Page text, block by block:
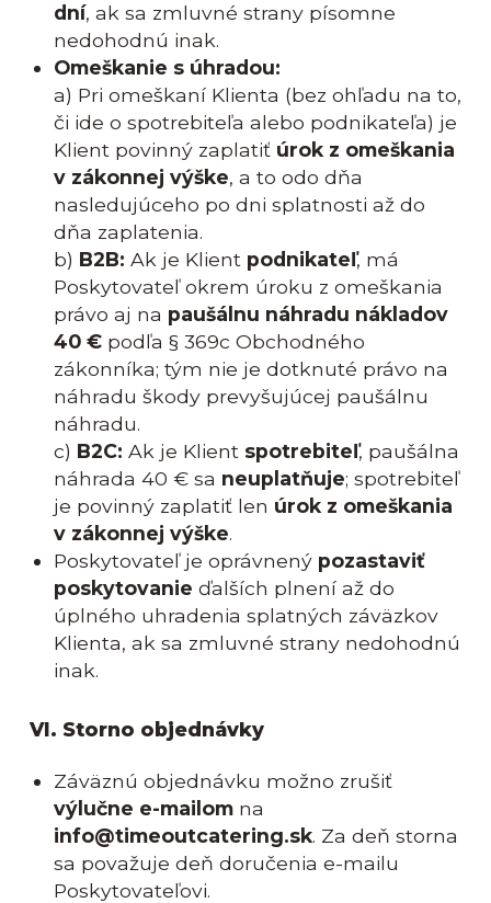
dní, ak sa zmluvné strany písomne
nedohodnú inak.
Omeškanie s úhradou:
a) Pri omeškaní Klienta (bez ohľadu na to,
či ide o spotrebiteľa alebo podnikateľa) je
Klient povinný zaplatiť úrok z omeškania
v zákonnej výške, a to odo dňa
nasledujúceho po dni splatnosti až do
dňa zaplatenia.
b) B2B: Ak je Klient podnikateľ, má
Poskytovateľ okrem úroku z omeškania
právo aj na paušálnu náhradu nákladov
40 €podľa § 369c Obchodného
zákonníka; tým nie je dotknuté právo na
náhradu škody prevyšujúcej paušálnu
náhradu.
c) B2C: Ak je Klient spotrebiteľ, paušálna
náhrada 40 € sa neuplatňuje; spotrebiteľ
je povinný zaplatiť len úrok z omeškania
v zákonnej výške.
Poskytovateľ je oprávnený pozastaviť
poskytovanie ďalších plnení až do
úplného uhradenia splatných záväzkov
Klienta, ak sa zmluvné strany nedohodnú
inak.
VI. Storno objednávky
Záväznú objednávku možno zrušiť
výlučne e-mailomna
info@timeoutcatering.sk. Za deň storna
sa považuje deň doručenia e-mailu
Poskytovateľovi.